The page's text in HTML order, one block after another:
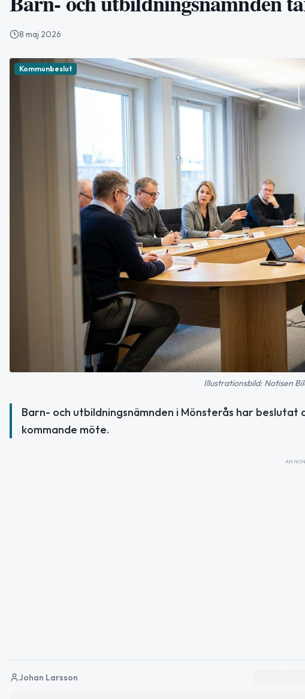
8 maj 2026
Kommunbeslut
Illustrationsbild: Notisen
Barn- och utbildningsnämnden i Mönsterås har
kommande möte.
Johan Larsson